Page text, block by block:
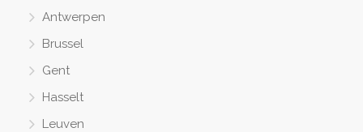
Antwerpen
Brussel
Gent
Hasselt
Leuven